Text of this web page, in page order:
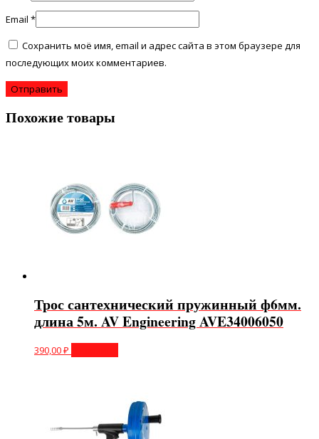
Email *
Сохранить моё имя, email и адрес сайта в этом браузере для
последующих моих комментариев.
Похожие товары
Трос сантехнический пружинный ф6мм.
длина 5м. AV Engineering AVE34006050
390,00₽